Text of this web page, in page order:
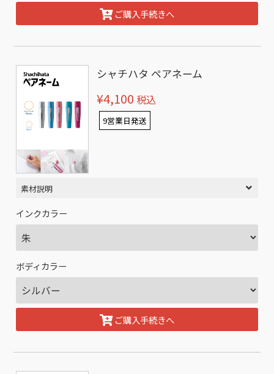
ご購入手続きへ
シャチハタ ペアネーム
¥4,100 税込
9営業日発送
素材説明
インクカラー
ボディカラー
ご購入手続きへ